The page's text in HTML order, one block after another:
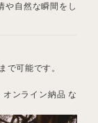
や自然な瞬間をし
で可能です。
ンライン納品 な